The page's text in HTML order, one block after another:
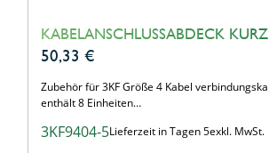
KABELANSCHLUSSABDECK
50,33 €
Zubehör für 3KF Größe 4 Kabel
enthält 8 Einheiten…
3KF9404-5Lieferzeit in Tagen 5exkl.